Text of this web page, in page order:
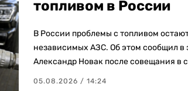
топливом в России
В России проблемы с топливом
независимых АЗС. Об этом сообщил
Александр Новак после совещания в
05.08.2026 / 14:24